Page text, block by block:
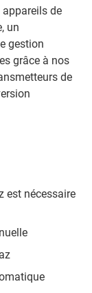
de
un
gestion
grâce à nos
de
est nécessaire